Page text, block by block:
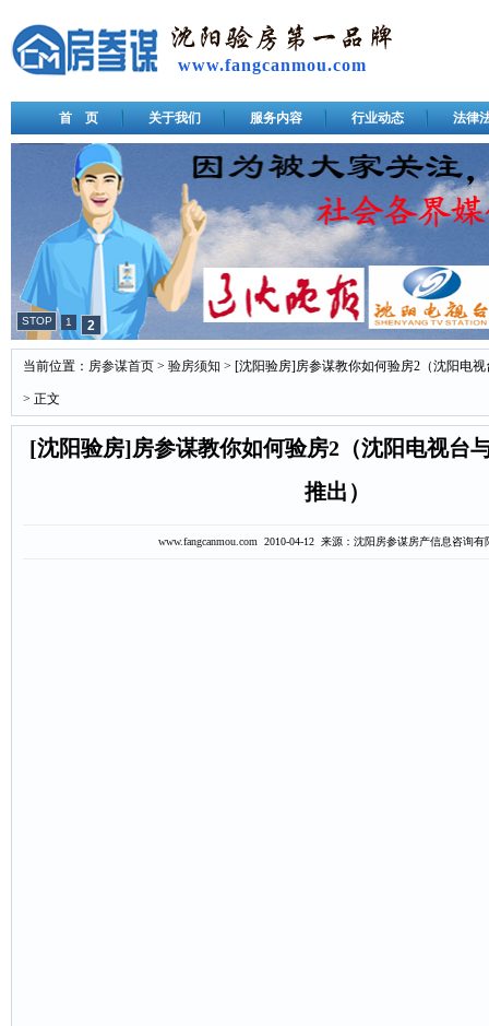
www.fangcanmou.com
首 页 关于我们 服务内容 行业动态 法律
STOP 1 2
当前位置： 房参谋首页 > 验房须知 > [沈阳验房]房参谋教你如何验房2（沈阳电
> 正文
[沈阳验房]房参谋教你如何验房2（沈阳电视台
推出）
www.fangcanmou.com 2010-04-12 来源：沈阳房参谋房产信息咨询有